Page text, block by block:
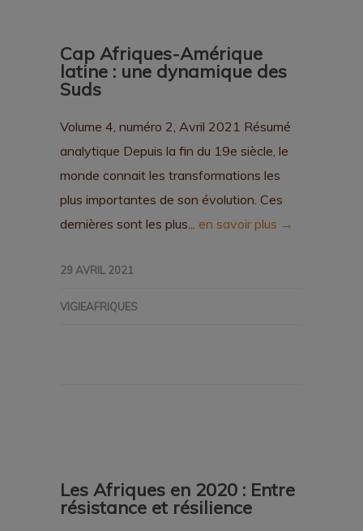
Cap Afriques-Amérique
latine : une dynamique des
Suds
Volume 4, numéro 2, Avril 2021 Résumé
analytique Depuis la fin du 19e siècle, le
monde connait les transformations les
plus importantes de son évolution. Ces
dernières sont les plus... en savoir plus →
29 AVRIL 2021
VIGIEAFRIQUES
Les Afriques en 2020 : Entre
résistance et résilience